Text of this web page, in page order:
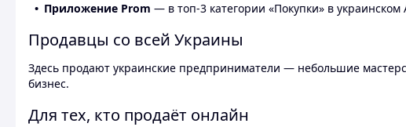
Приложение Prom — в топ-3 категории «Покупки» в украинском
Продавцы со всей Украины
Здесь продают украинские предприниматели — небольшие
бизнес.
Для тех, кто продаёт онлайн